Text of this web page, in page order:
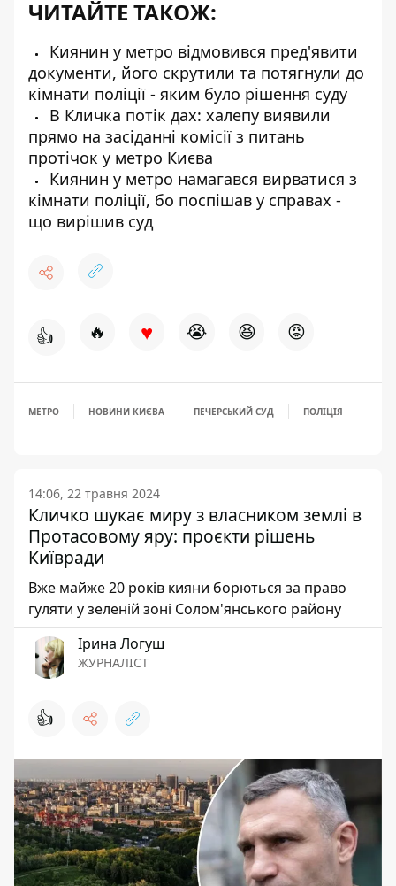
ЧИТАЙТЕ ТАКОЖ:
Киянин у метро відмовився пред'явити
документи, його скрутили та потягнули до
кімнати поліції - яким було рішення суду
В Кличка потік дах: халепу виявили
прямо на засіданні комісії з питань
протічок у метро Києва
Киянин у метро намагався вирватися з
кімнати поліції, бо поспішав у справах -
що вирішив суд
👍 🔥 ♥ 😭 😆 😡
МЕТРО НОВИНИ КИЄВА ПЕЧЕРСЬКИЙ СУД ПОЛІЦІЯ
14:06, 22 травня 2024
Кличко шукає миру з власником землі в
Протасовому яру: проєкти рішень
Київради
Вже майже 20 років кияни борються за право
гуляти у зеленій зоні Солом'янського району
Ірина Логуш
ЖУРНАЛІСТ
👍